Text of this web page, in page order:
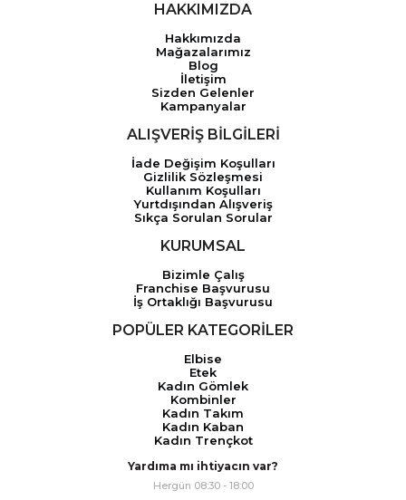
HAKKIMIZDA
Hakkımızda
Mağazalarımız
Blog
İletişim
Sizden Gelenler
Kampanyalar
ALIŞVERİŞ BİLGİLERİ
İade Değişim Koşulları
Gizlilik Sözleşmesi
Kullanım Koşulları
Yurtdışından Alışveriş
Sıkça Sorulan Sorular
KURUMSAL
Bizimle Çalış
Franchise Başvurusu
İş Ortaklığı Başvurusu
POPÜLER KATEGORİLER
Elbise
Etek
Kadın Gömlek
Kombinler
Kadın Takım
Kadın Kaban
Kadın Trençkot
Yardıma mı ihtiyacın var?
Hergün 08:30 - 18:00